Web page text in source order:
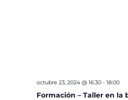
Formación – Taller en
octubre 23, 2024 @ 16:30- 18:00